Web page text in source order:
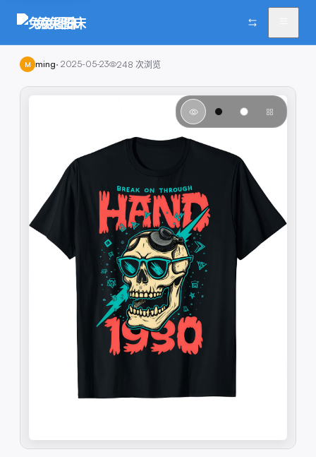
兔兔图床
M ming· 2025-05-23 248 次浏览